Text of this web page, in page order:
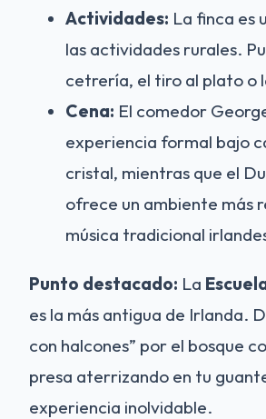
Actividades: La finca es
las actividades rurales.
cetrería, el tiro al plato o
Cena: El comedor
experiencia formal bajo
cristal, mientras que el
ofrece un ambiente más
música tradicional
Punto destacado: La
es la más antigua de Irlanda.
con halcones” por el bosque
presa aterrizando en tu
experiencia inolvidable.